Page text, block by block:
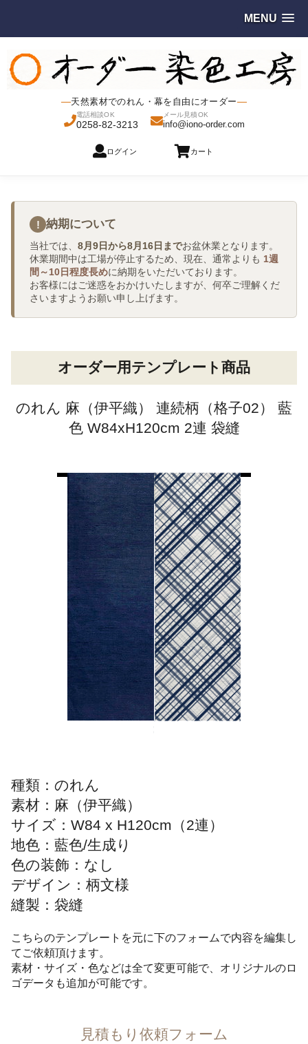
MENU
天然素材でのれん・幕を自由にオーダー
電話相談OK
0258-82-3213
メール見積OK
info@iono-order.com
ログイン カート
! 納期について
当社では、 8月9日から8月16日までお盆休業となります。
休業期間中は工場が停止するため、現在、通常よりも 1週
間～10日程度長めに納期をいただいております。
お客様にはご迷惑をおかけいたしますが、何卒ご理解くだ
さいますようお願い申し上げます。
オーダー用テンプレート商品
のれん 麻（伊平織） 連続柄（格子02） 藍
色 W84xH120cm 2連 袋縫
種類：のれん
素材：麻（伊平織）
サイズ：W84 x H120cm（2連）
地色：藍色/生成り
色の装飾：なし
デザイン：柄文様
縫製：袋縫
こちらのテンプレートを元に下のフォームで内容を編集し
てご依頼頂けます。
素材・サイズ・色などは全て変更可能で、オリジナルのロ
ゴデータも追加が可能です。
見積もり依頼フォーム